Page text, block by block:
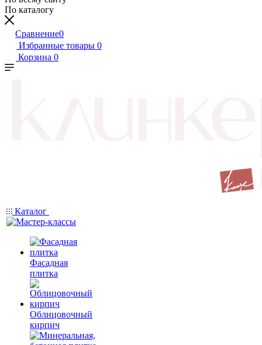
По каталогу
Сравнение0
Избранные товары 0
Корзина 0
Каталог
Фасадная
плитка
Облицовочный
кирпич